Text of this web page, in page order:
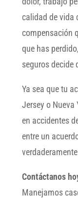
calidad de vida
compensación
que has
seguros decide
Ya sea que tu
Jersey o Nueva
en accidentes
entre un
Contáctanos
Manejamos